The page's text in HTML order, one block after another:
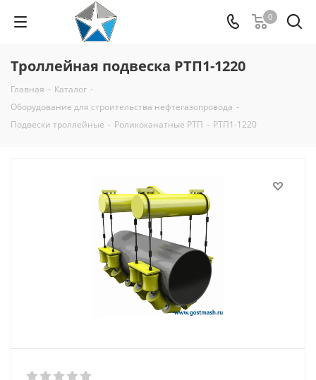
0
Троллейная подвеска РТП1-1220
Главная - Каталог -
Оборудование для строительства нефтегазопровода -
Подвески троллейные - Роликоканатные РТП - РТП1-1220